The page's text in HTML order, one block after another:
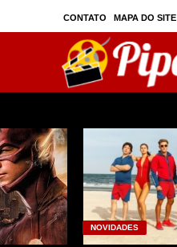
CONTATO MAPA DO SITE
PRIVAC./SEGURANÇA
NOVIDADES